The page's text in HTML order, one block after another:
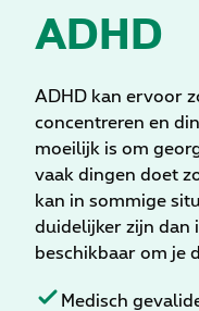
ADHD
ADHD kan ervoor
concentreren en
moeilijk is om
vaak dingen doet
kan in sommige
duidelijker zijn dan
beschikbaar om je
Medisch